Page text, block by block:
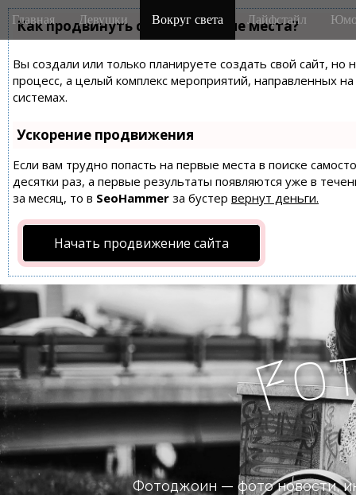
Как продвинуть сайт на первые места?
Вы создали или только планируете создать свой сайт,
процесс, а целый комплекс мероприятий, направленных
системах.
Ускорение продвижения
Если вам трудно попасть на первые места в поиске
десятки раз, а первые результаты появляются уже в
за месяц, то в SeoHammer за бустер вернут деньги.
Начать продвижение сайта
M
a
n
m
e
n
u
i
Главная Девушки Вокруг света Лайфстайл
Fo
Фотоджоин — фото новости,